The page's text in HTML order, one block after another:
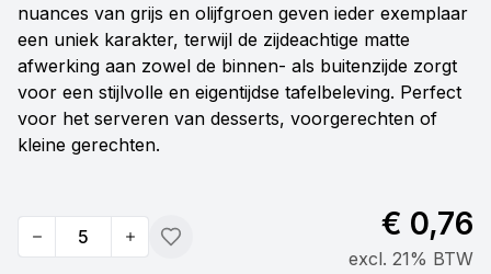
nuances van grijs en olijfgroen geven ieder exemplaar
een uniek karakter, terwijl de zijdeachtige matte
afwerking aan zowel de binnen- als buitenzijde zorgt
voor een stijlvolle en eigentijdse tafelbeleving. Perfect
voor het serveren van desserts, voorgerechten of
kleine gerechten.
Quantity Toevoegen
€ 0,76
excl. 21% BTW